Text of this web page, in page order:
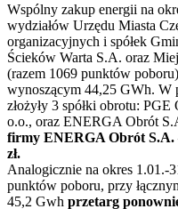
Wspólny zakup energii na
wydziałów Urzędu Miasta
organizacyjnych i spółek
Ścieków Warta S.A. oraz
(razem 1069 punktów
wynoszącym 44,25 GWh. W
złożyły 3 spółki obrotu:
o.o., oraz ENERGA Obrót
firmy ENERGA Obrót S.A.
zł.
Analogicznie na okres 1.01.-
punktów poboru, przy
45,2 Gwh przetarg